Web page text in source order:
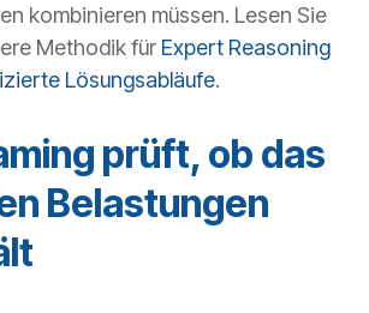
kombinieren müssen. Lesen Sie
Methodik für Expert Reasoning
Lösungsabläufe.
prüft, ob das
Belastungen